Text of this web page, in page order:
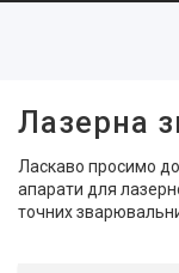
Лазерні
Установки
зварювання
Лазерна
Ласкаво просимо
апарати для
точних